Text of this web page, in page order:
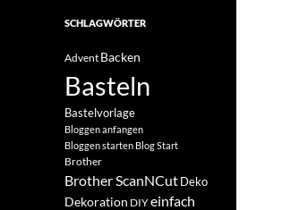
SCHLAGWÖRTER
Advent Backen
Basteln
Bastelvorlage
Bloggen anfangen
Bloggen starten Blog Start
Brother
Brother ScanNCutDeko
Dekoration DIYeinfach